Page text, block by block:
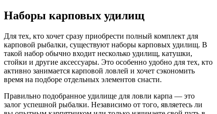
Наборы карповых удилищ
Для тех, кто хочет сразу приобрести полный комплект для
карповой рыбалки, существуют наборы карповых удилищ. В
такой набор обычно входит несколько удилищ, катушки,
стойки и другие аксессуары. Это особенно удобно для тех, кто
активно занимается карповой ловлей и хочет сэкономить
время на подборе отдельных элементов снасти.
Правильно подобранное удилище для ловли карпа — это
залог успешной рыбалки. Независимо от того, являетесь ли